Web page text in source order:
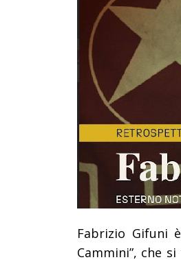
Fabrizio Gifuni
Cammini”, che